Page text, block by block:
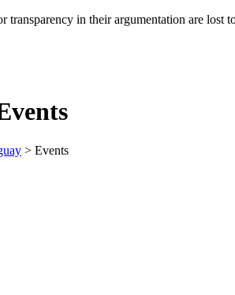
transparency in their argumentation are lost
> Events